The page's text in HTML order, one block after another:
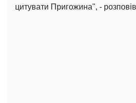
цитувати Пригожина", -